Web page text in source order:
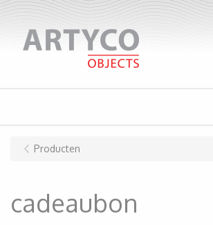
Producten
cadeaubon